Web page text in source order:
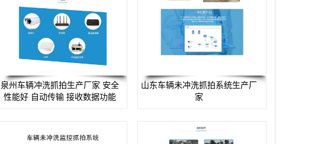
泉州车辆冲洗抓拍生产厂家 安全
性能好 自动传输 接收数据功能
山东车辆未冲洗抓拍系统生产厂
家